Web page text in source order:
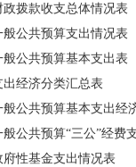
政拨款收支总体情况表
般公共预算支出情况表
般公共预算基本支出表
出经济分类汇总表
般公共预算基本支出经
般公共预算“三公”经费
府性基金支出情况表